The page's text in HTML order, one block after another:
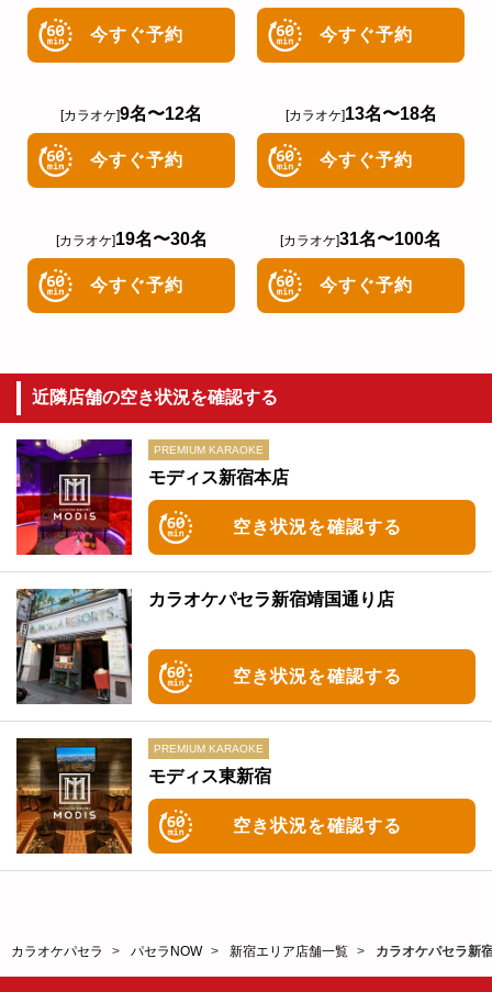
今すぐ予約 今すぐ予約
[カラオケ]9名〜12名
今すぐ予約
[カラオケ]13名〜18名
今すぐ予約
[カラオケ]19名〜30名
今すぐ予約
[カラオケ]31名〜100名
今すぐ予約
近隣店舗の空き状況を確認する
モディス新宿本店
空き状況を確認する
カラオケパセラ新宿靖国通り店
空き状況を確認する
モディス東新宿
空き状況を確認する
カラオケパセラ パセラNOW 新宿エリア店舗一覧 カラオケパセラ新